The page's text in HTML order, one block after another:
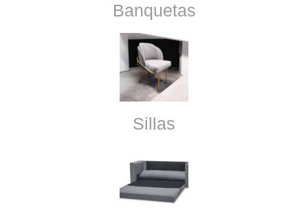
Banquetas
Sillas